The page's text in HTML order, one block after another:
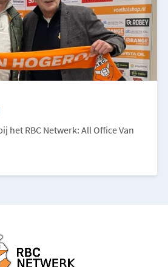
het RBC Netwerk: All Office Van